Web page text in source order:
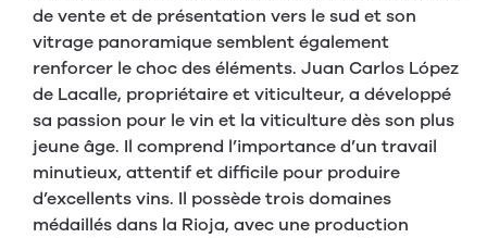
de vente et de présentation vers le sud et son
vitrage panoramique semblent également
renforcer le choc des éléments. Juan Carlos López
de Lacalle, propriétaire et viticulteur, a développé
sa passion pour le vin et la viticulture dès son plus
jeune âge. Il comprend l’importance d’un travail
minutieux, attentif et difficile pour produire
d’excellents vins. Il possède trois domaines
médaillés dans la Rioja, avec une production